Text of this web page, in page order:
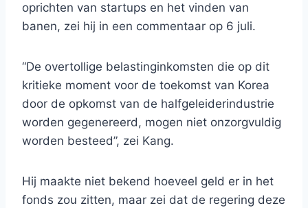
oprichten van startups en het vinden van
banen, zei hij in een commentaar op 6 juli.
“De overtollige belastinginkomsten die op dit
kritieke moment voor de toekomst van Korea
door de opkomst van de halfgeleiderindustrie
worden gegenereerd, mogen niet onzorgvuldig
worden besteed”, zei Kang.
Hij maakte niet bekend hoeveel geld er in het
fonds zou zitten, maar zei dat de regering deze